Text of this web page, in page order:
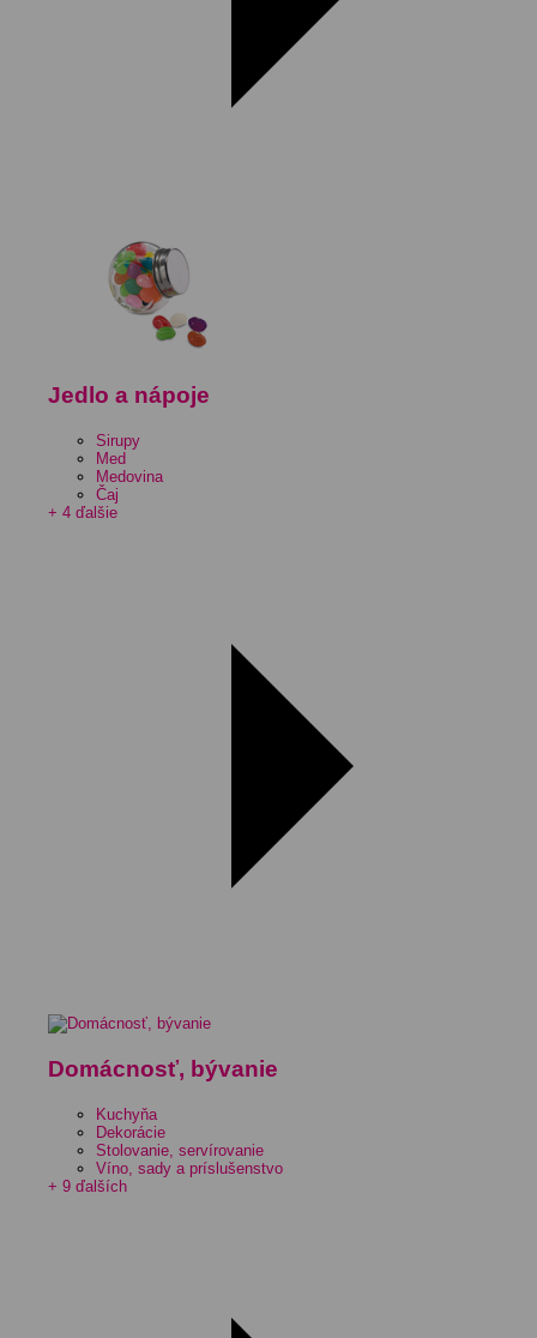
Jedlo a nápoje
Sirupy
Med
Medovina
Čaj
+ 4 ďalšie
Domácnosť, bývanie
Kuchyňa
Dekorácie
Stolovanie, servírovanie
Víno, sady a príslušenstvo
+ 9 ďalších